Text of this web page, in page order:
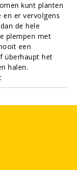
kunt planten
er vervolgens
de hele
plempen met
een
überhaupt het
halen.